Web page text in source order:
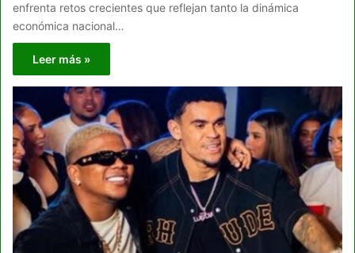
enfrenta retos crecientes que reflejan tanto la dinámica
económica nacional…
Leer más »